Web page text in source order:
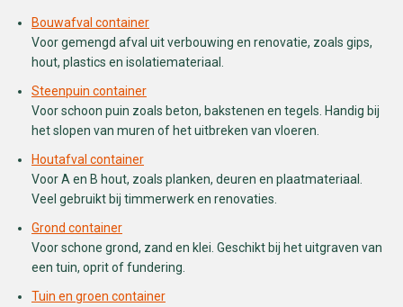
Bouwafval container
Voor gemengd afval uit verbouwing en renovatie, zoals gips,
hout, plastics en isolatiemateriaal.
Steenpuin container
Voor schoon puin zoals beton, bakstenen en tegels. Handig bij
het slopen van muren of het uitbreken van vloeren.
Houtafval container
Voor A en B hout, zoals planken, deuren en plaatmateriaal.
Veel gebruikt bij timmerwerk en renovaties.
Grond container
Voor schone grond, zand en klei. Geschikt bij het uitgraven van
een tuin, oprit of fundering.
Tuin en groen container